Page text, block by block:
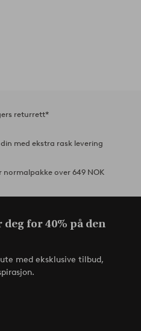
returrett*
med ekstra rask levering
normalpakke over 649 NOK
for 40% på den
med eksklusive tilbud,